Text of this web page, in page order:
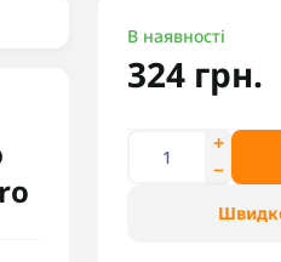
В наявності
324 грн.